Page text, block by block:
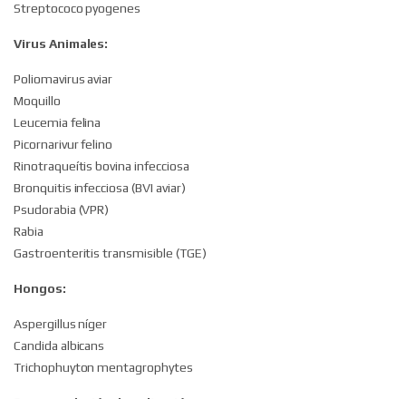
Streptococo pyogenes
Virus Animales:
Poliomavirus aviar
Moquillo
Leucemia felina
Picornarivur felino
Rinotraqueítis bovina infecciosa
Bronquitis infecciosa (BVI aviar)
Psudorabia (VPR)
Rabia
Gastroenteritis transmisible (TGE)
Hongos:
Aspergillus níger
Candida albicans
Trichophuyton mentagrophytes